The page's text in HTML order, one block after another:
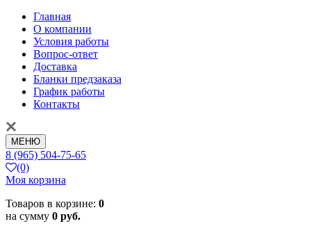
Главная
О компании
Условия работы
Вопрос-ответ
Доставка
Бланки предзаказа
График работы
Контакты
МЕНЮ
8 (965) 504-75-65
(0)
Моя корзина
Товаров в корзине: 0
на сумму 0 руб.